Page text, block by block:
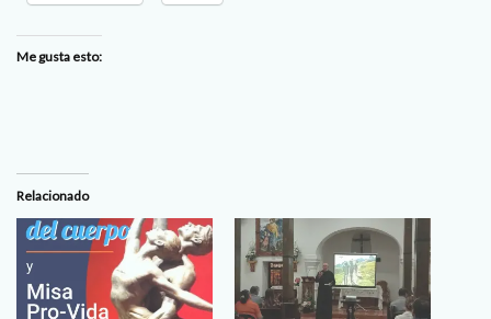
Me gusta esto:
Relacionado